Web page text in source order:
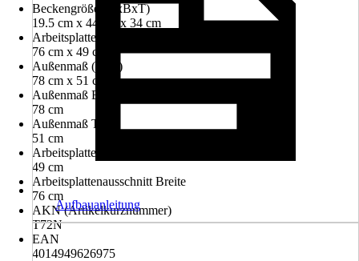
Beckengröße (HxBxT)
19.5 cm x 44 cm x 34 cm
Arbeitsplattenausschnitt (BxT)
76 cm x 49 cm
Außenmaß (BxT)
78 cm x 51 cm
Außenmaß Breite
78 cm
Außenmaß Tiefe
51 cm
Arbeitsplattenausschnitt Tiefe
49 cm
Arbeitsplattenausschnitt Breite
76 cm
AKN (Artikelkurznummer)
T72N
EAN
4014949626975
Aufbauanleitung